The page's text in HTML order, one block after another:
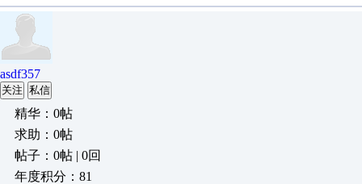
asdf357
关注 私信
精华：0帖
求助：0帖
帖子：0帖 | 0回
年度积分：81